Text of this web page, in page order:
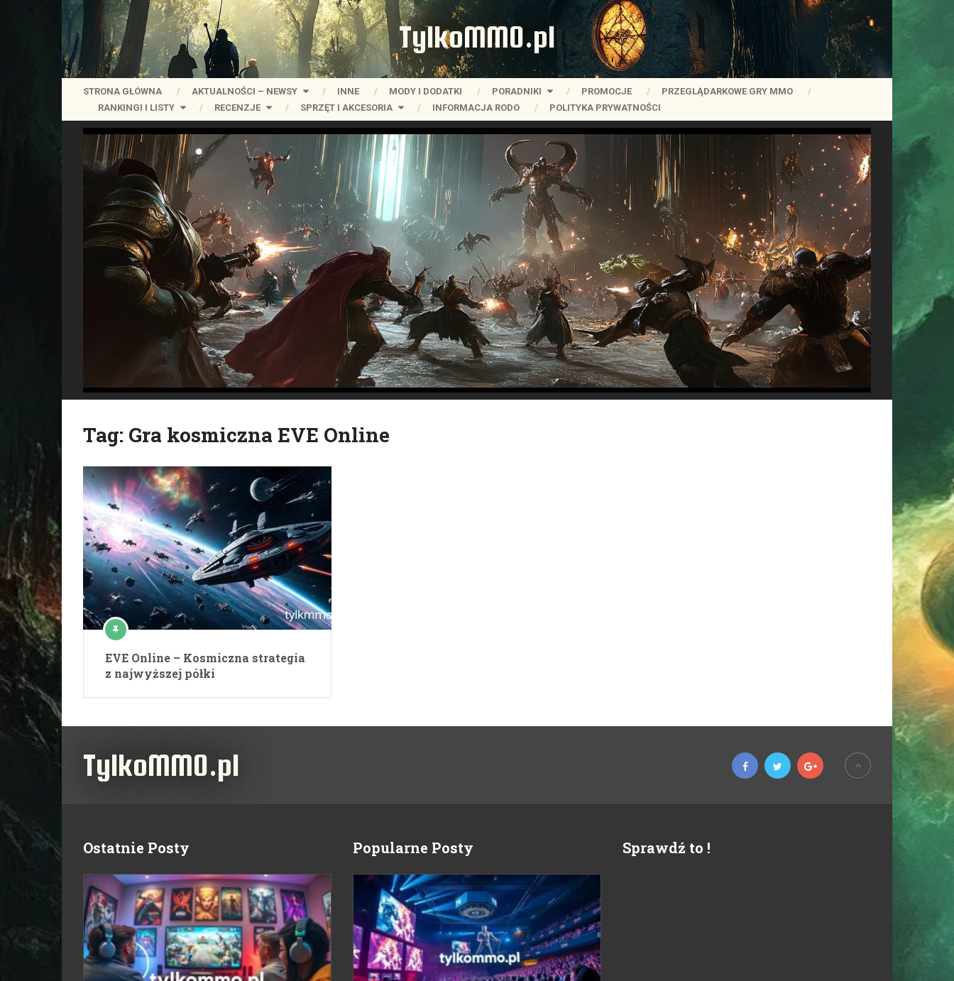
TylkoMMO.pl
STRONA GŁÓWNA AKTUALNOŚCI – NEWSY INNE MODY I DODATKI PORADNIKI PROMOCJE
PRZEGLĄDARKOWE GRY MMO
RANKINGI I LISTY
RECENZJE SPRZĘT I AKCESORIA INFORMACJA RODO POLITYKA PRYWATNOŚCI
Tag: Gra kosmiczna EVE Online
EVE Online – Kosmiczna strategia
z najwyższej półki
TylkoMMO.pl
Ostatnie Posty Popularne Posty Sprawdź to !